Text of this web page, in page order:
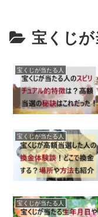
宝くじ
宝くじが当たる人
宝くじが当たる人
宝くじが当たる人